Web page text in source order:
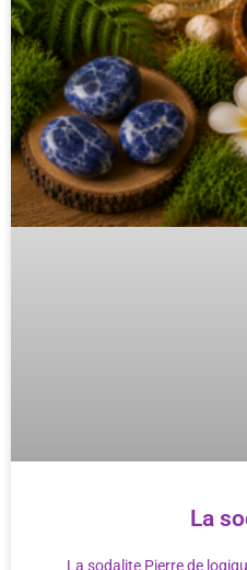
La
La sodalite Pierre de